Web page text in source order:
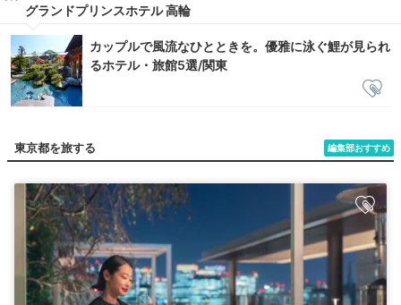
グランドプリンスホテル 高輪
カップルで風流なひとときを。優雅に泳ぐ鯉が見られ
るホテル・旅館5選/関東
編集部おすすめ
東京都を旅する